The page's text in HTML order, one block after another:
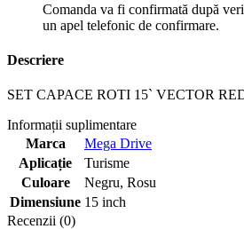
Comanda va fi confirmată după
un apel telefonic de confirmare.
Descriere
SET CAPACE ROTI 15` VECTOR
Informații suplimentare
Marca
Mega Drive
Aplicație
Turisme
Culoare
Negru, Rosu
Dimensiune 15 inch
Recenzii (0)